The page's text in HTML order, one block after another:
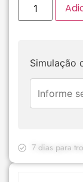
Simulação
7 dias para